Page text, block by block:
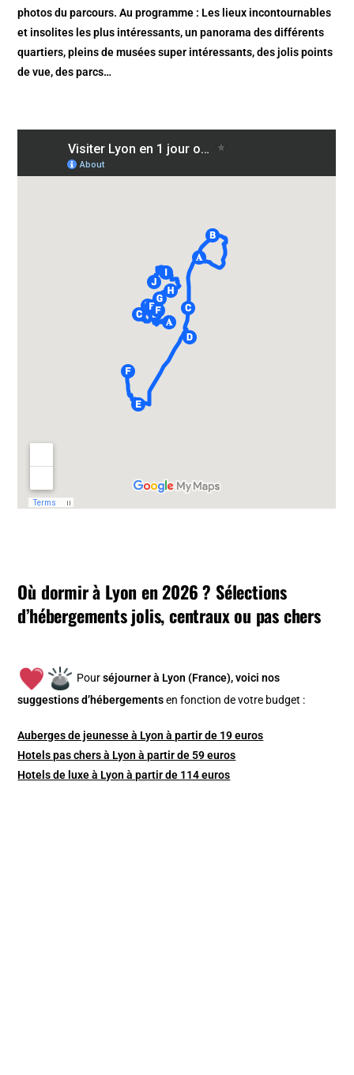
photos du parcours. Au programme : Les lieux incontournables
et insolites les plus intéressants, un panorama des différents
quartiers, pleins de musées super intéressants, des jolis points
de vue, des parcs…
Où dormir à Lyon en 2026 ? Sélections
d’hébergements jolis, centraux ou pas chers
Pourséjourner à Lyon (France), voici nos
suggestions d’hébergements en fonction de votre budget :
Auberges de jeunesse à Lyon à partir de 19 euros
Hotels pas chers à Lyon à partir de 59 euros
Hotels de luxe à Lyon à partir de 114 euros